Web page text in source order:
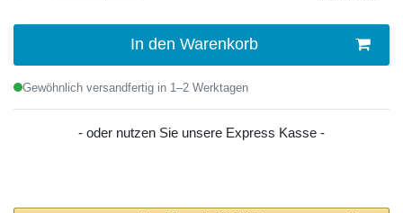
In den Warenkorb
Gewöhnlich versandfertig in 1–2 Werktagen
- oder nutzen Sie unsere Express Kasse -